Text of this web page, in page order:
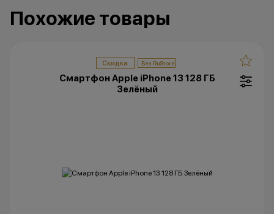
Похожие товары
Скидка
Смартфон Apple iPhone 13 128 ГБ
Зелёный